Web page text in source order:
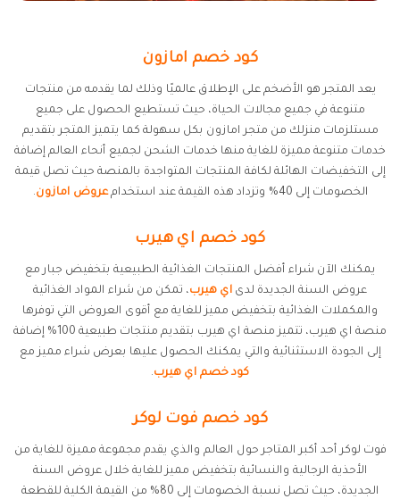
كود خصم امازون
يعد المتجر هو الأضخم على الإطلاق عالميًا وذلك لما يقدمه من منتجات
متنوعة في جميع مجالات الحياة، حيث تستطيع الحصول على جميع
مستلزمات منزلك من متجر امازون بكل سهولة كما يتميز المتجر بتقديم
خدمات متنوعة مميزة للغاية منها خدمات الشحن لجميع أنحاء العالم إضافة
إلى التخفيضات الهائلة لكافة المنتجات المتواجدة بالمنصة حيث تصل قيمة
الخصومات إلى 40% وتزداد هذه القيمة عند استخدام
عروض امازون.
كود خصم اي هيرب
يمكنك الآن شراء أفضل المنتجات الغذائية الطبيعية بتخفيض جبار مع
عروض السنة الجديدة لدى اي هيرب، تمكن من شراء المواد الغذائية
والمكملات الغذائية بتخفيض مميز للغاية مع أقوى العروض التي توفرها
منصة اي هيرب، تتميز منصة اي هيرب بتقديم منتجات طبيعية 100% إضافة
إلى الجودة الاستثنائية والتي يمكنك الحصول عليها بعرض شراء مميز مع
كود خصم اي هيرب.
كود خصم فوت لوكر
فوت لوكر أحد أكبر المتاجر حول العالم والذي يقدم مجموعة مميزة للغاية من
الأحذية الرجالية والنسائية بتخفيض مميز للغاية خلال عروض السنة
الجديدة، حيث تصل نسبة الخصومات إلى 80% من القيمة الكلية للقطعة